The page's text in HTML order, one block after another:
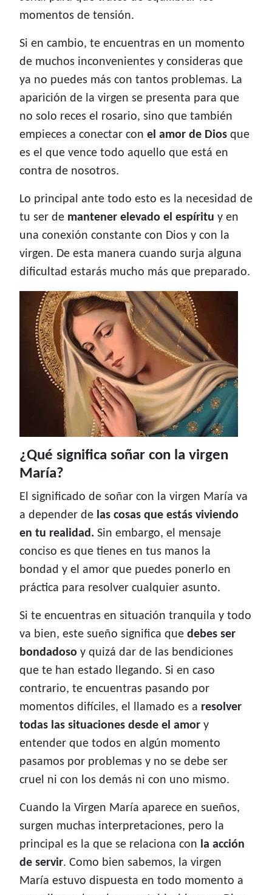
momentos de tensión.
Si en cambio, te encuentras en un momento
de muchos inconvenientes y consideras que
ya no puedes más con tantos problemas. La
aparición de la virgen se presenta para que
no solo reces el rosario, sino que también
empieces a conectar con el amor de Dios que
es el que vence todo aquello que está en
contra de nosotros.
Lo principal ante todo esto es la necesidad de
tu ser de mantener elevado el espíritu y en
una conexión constante con Dios y con la
virgen. De esta manera cuando surja alguna
dificultad estarás mucho más que preparado.
¿Qué significa soñar con la virgen
María?
El significado de soñar con la virgen María va
a depender de las cosas que estás viviendo
en tu realidad. Sin embargo, el mensaje
conciso es que tienes en tus manos la
bondad y el amor que puedes ponerlo en
práctica para resolver cualquier asunto.
Si te encuentras en situación tranquila y todo
va bien, este sueño significa que debes ser
bondadoso y quizá dar de las bendiciones
que te han estado llegando. Si en caso
contrario, te encuentras pasando por
momentos difíciles, el llamado es a resolver
todas las situaciones desde el amor y
entender que todos en algún momento
pasamos por problemas y no se debe ser
cruel ni con los demás ni con uno mismo.
Cuando la Virgen María aparece en sueños,
surgen muchas interpretaciones, pero la
principal es la que se relaciona con la acción
de servir. Como bien sabemos, la virgen
María estuvo dispuesta en todo momento a